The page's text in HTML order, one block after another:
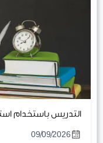
التدريس باستخدام
09/09/2026